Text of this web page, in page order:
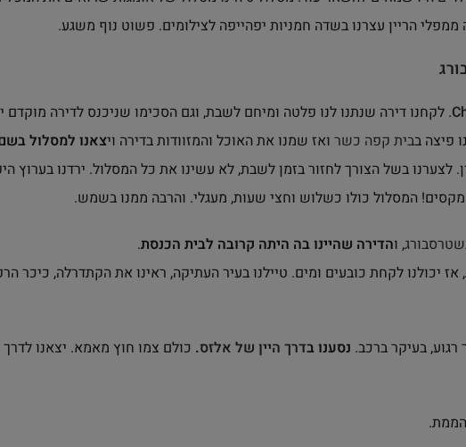
הריין עצרנו בשדה חמניות יפהייפה לצילומים. פשוט נוף משגע.
. לקחנו דירה שנתנו לנו פלטה ומיחם לשבת, וגם הסכימו שניכנס לדירה מוקדם
פיצה בבית קפה כשר ואז שמנו את האוכל והמזוודות בדירה ויצאנו למסלול
לצערנו בשל הצורך לחזור בזמן לשבת, לא עשינו את כל המסלול. ירדנו בערוץ
המסלול כולו כשלוש וחצי שעות, מעגלי. והרבה ממנו בשמש.
שטרסבורג, והדירה שהיינו בה היתה קרובה לבית הכנסת.
יכולנו לקחת כובעים ומים. טיילנו בעיר העתיקה, ראינו את הקתדרלה, כיכר
רגוע, בעיקר ברכב. נסענו בדרך היין של אלזס. כולם צמו חוץ מאמא. יצאנו לדרך